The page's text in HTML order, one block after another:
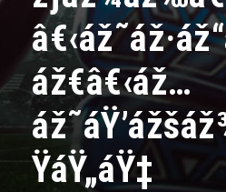
áž€â€‹áž…
ŸáŸ„áŸ‡